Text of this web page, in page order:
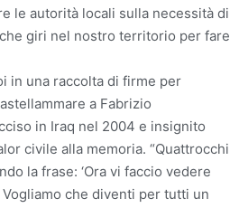
le autorità locali sulla necessità di
giri nel nostro territorio per fare
in una raccolta di firme per
a Fabrizio
in Iraq nel 2004 e insignito
civile alla memoria. “Quattrocchi
la frase: ‘Ora vi faccio vedere
Vogliamo che diventi per tutti un